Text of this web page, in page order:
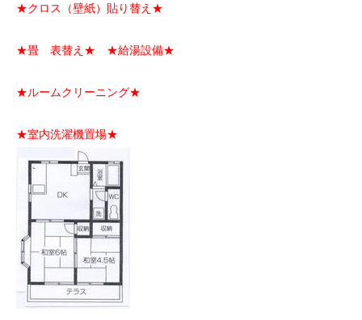
★クロス（壁紙）貼り替え★
★畳 表替え★ ★給湯設備★
★ルームクリーニング★
★室内洗濯機置場★